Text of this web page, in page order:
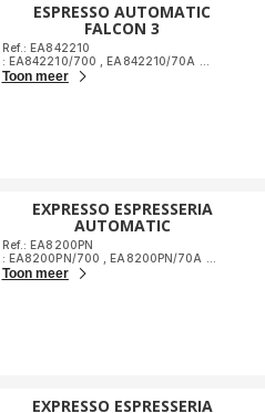
ESPRESSO AUTOMATIC
FALCON 3
Ref.: EA842210
: EA842210/700
EA842210/70A
Toon meer
EXPRESSO ESPRESSERIA
AUTOMATIC
Ref.: EA8200PN
: EA8200PN/700
EA8200PN/70A
Toon meer
EXPRESSO ESPRESSERIA